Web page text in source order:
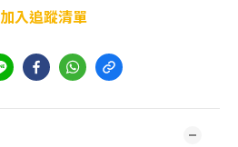
加入追蹤清單